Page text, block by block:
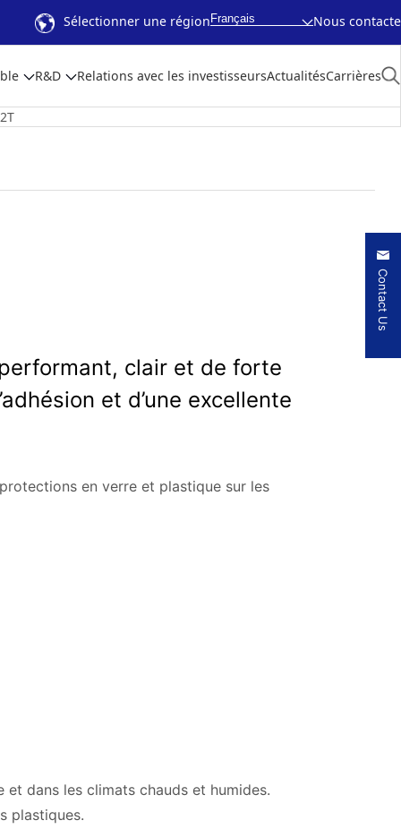
Sélectionner une région Français Nous contacte
R&D Relations avec les investisseursActualitésCarrières
clair et de forte
et d’une excellente
en verre et plastique sur les
dans les climats chauds et humides.
plastiques.
Contact Us